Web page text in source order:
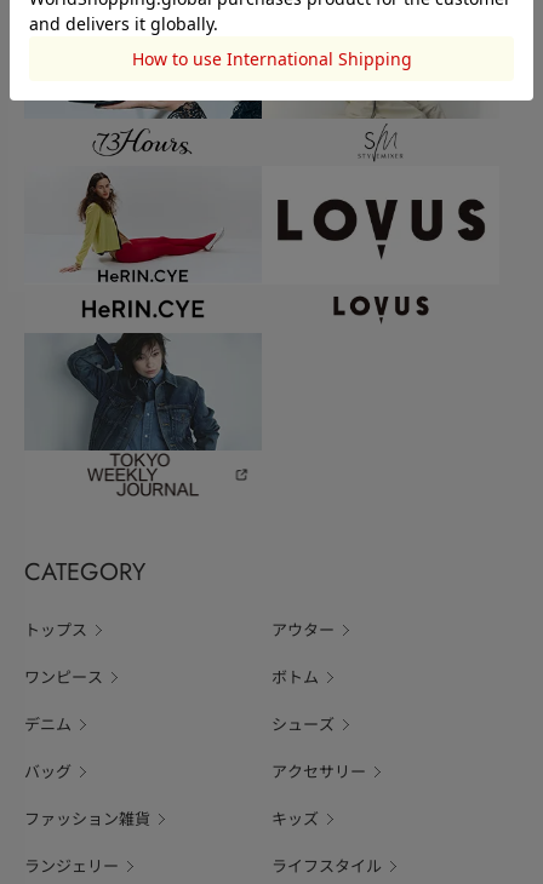
CATEGORY
トップス アウター
ワンピース ボトム
デニム シューズ
バッグ アクセサリー
ファッション雑貨 キッズ
ランジェリー ライフスタイル